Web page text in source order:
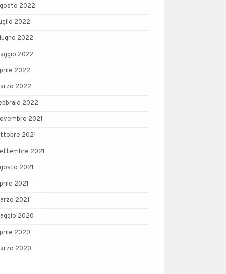
2022
2022
2022
2022
2022
2022
2022
2021
2021
2021
2021
2021
2021
2020
2020
2020